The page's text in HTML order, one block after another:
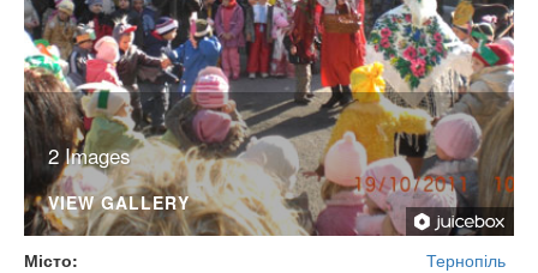
2 Images
VIEW GALLERY
Місто
Тернопіль